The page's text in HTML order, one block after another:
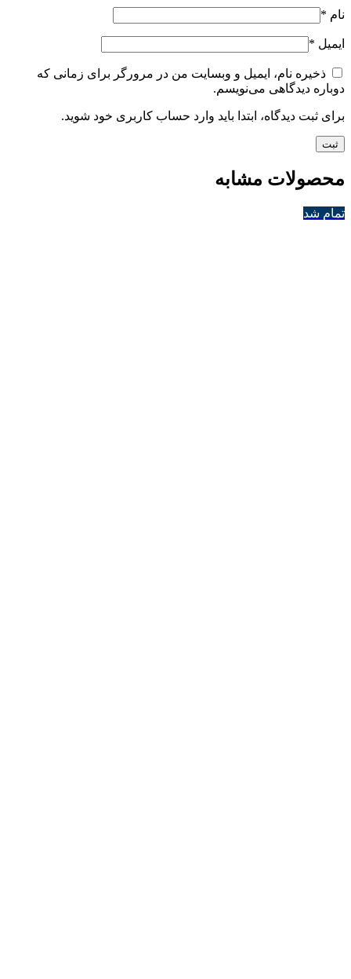
نام *
ایمیل *
ذخیره نام، ایمیل و وبسایت من در مرورگر برای زمانی که
دوباره دیدگاهی می‌نویسم.
برای ثبت دیدگاه، ابتدا باید وارد حساب کاربری خود شوید.
محصولات مشابه
تمام شد